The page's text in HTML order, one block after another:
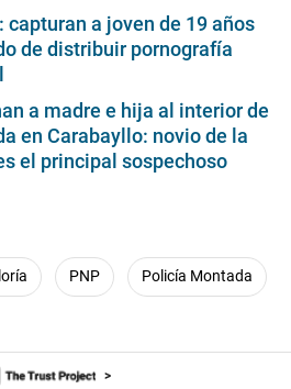
capturan a joven de 19 años
de distribuir pornografía
a madre e hija al interior de
en Carabayllo: novio de la
el principal sospechoso
PNP Policía Montada